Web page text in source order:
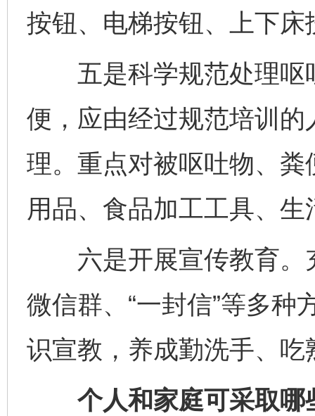
按钮、电梯按钮、上下
五是科学规范处理呕
便，应由经过规范培训
理。重点对被呕吐物、
用品、食品加工工具、
六是开展宣传教育。
微信群、“一封信”等多种
识宣教，养成勤洗手、
个人和家庭可采取哪